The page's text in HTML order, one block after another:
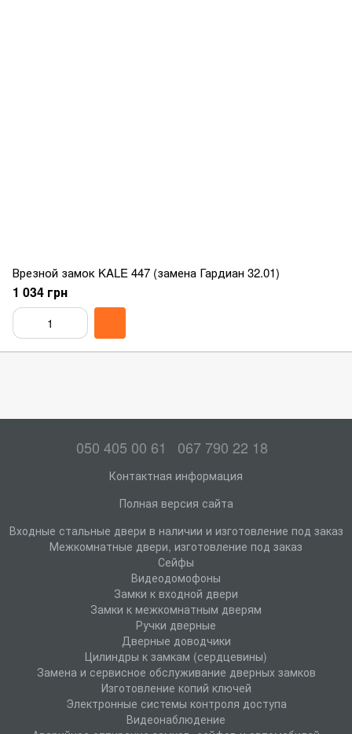
Врезной замок KALE 447 (замена Гардиан 32.01)
1 034 грн
050 405 00 61 067 790 22 18
Контактная информация
Полная версия сайта
Входные стальные двери в наличии и изготовление под заказ
Межкомнатные двери, изготовление под заказ
Сейфы
Видеодомофоны
Замки к входной двери
Замки к межкомнатным дверям
Ручки дверные
Дверные доводчики
Цилиндры к замкам (сердцевины)
Замена и сервисное обслуживание дверных замков
Изготовление копий ключей
Электронные системы контроля доступа
Видеонаблюдение